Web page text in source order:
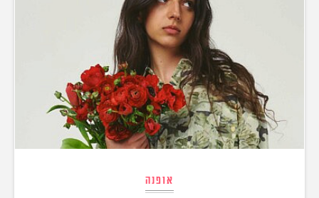
אופנה